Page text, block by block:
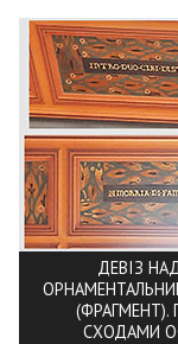
ДЕВІЗ
СХОДАМИ